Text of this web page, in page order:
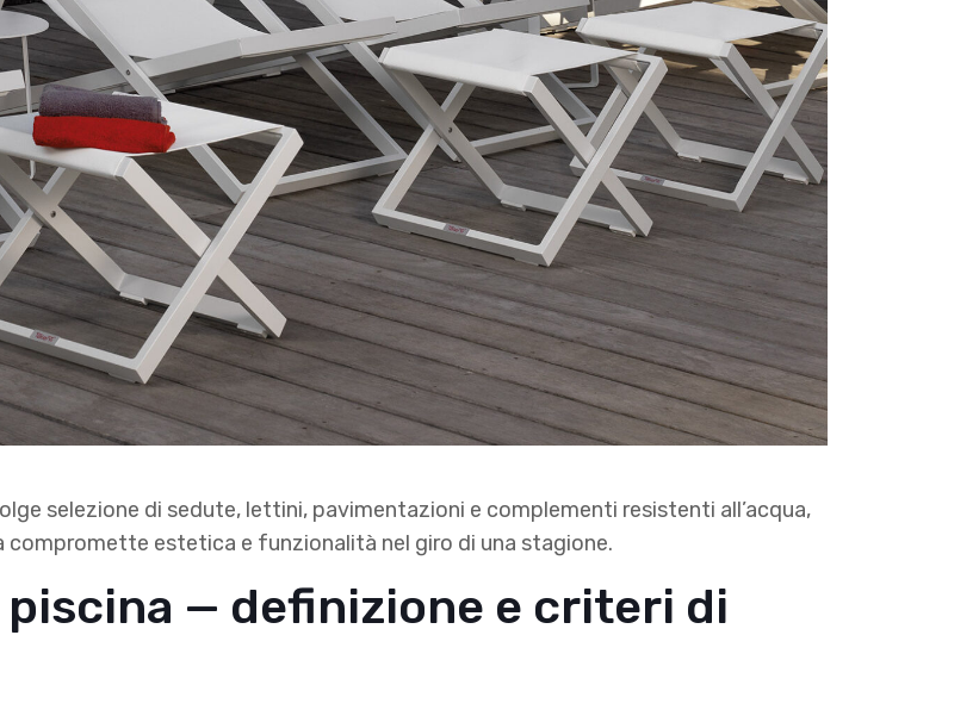
selezione di sedute, lettini, pavimentazioni e complementi resistenti all’acqua,
compromette estetica e funzionalità nel giro di una stagione.
piscina — definizione e criteri di